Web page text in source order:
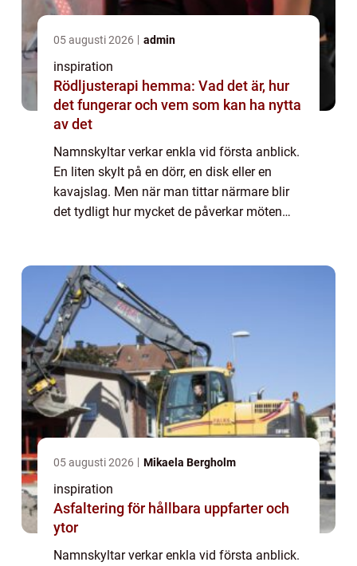
05 augusti 2026 admin
inspiration
Rödljusterapi hemma: Vad det är, hur
det fungerar och vem som kan ha nytta
av det
Namnskyltar verkar enkla vid första anblick.
En liten skylt på en dörr, en disk eller en
kavajslag. Men när man tittar närmare blir
det tydligt hur mycket de påverkar möten
05 augusti 2026 Mikaela Bergholm
inspiration
Asfaltering för hållbara uppfarter och
ytor
Namnskyltar verkar enkla vid första anblick.